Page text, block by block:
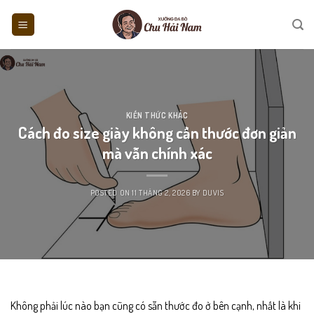
KIẾN THỨC KHÁC
Cách đo size giày không cần thước đơn giản
mà vẫn chính xác
POSTED ON11 THÁNG 2, 2026 BY DUVIS
Không phải lúc nào bạn cũng có sẵn thước đo ở bên cạnh, nhất là khi